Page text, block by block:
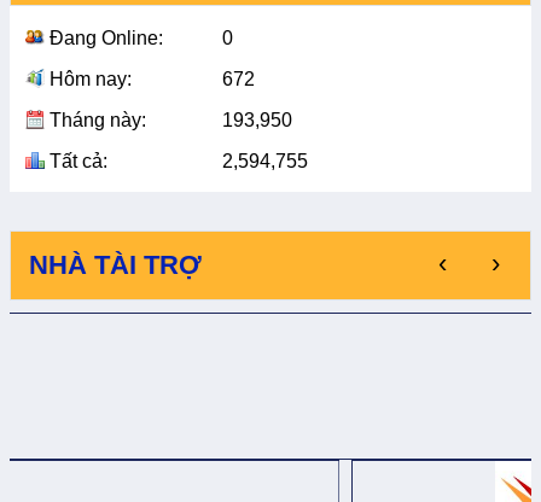
Đang Online:
0
Hôm nay:
672
Tháng này:
193,950
Tất cả:
2,594,755
NHÀ TÀI TRỢ ‹ ›